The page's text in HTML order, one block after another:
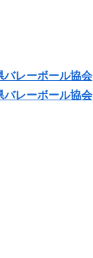
バレーボール協会
バレーボール協会